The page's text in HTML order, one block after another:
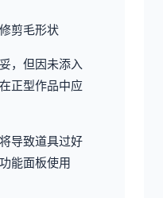
剪毛形状
，但因未添入
正型作品中应
导致道具过好
能面板使用